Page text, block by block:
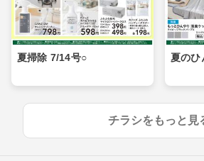
夏掃除 7/14号○ 夏のひ
チラシをもっと見